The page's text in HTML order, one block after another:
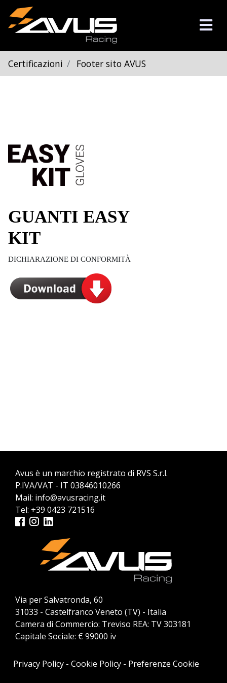
Certificazioni Footer sito AVUS
GUANTI EASY
KIT
DICHIARAZIONE DI CONFORMITÀ
Avus è un marchio registrato di RVS S.r.l.
P.IVA/VAT - IT 03846010266
Mail: info@avusracing.it
Tel: +39 0423 721516
Via per Salvatronda, 60
31033 - Castelfranco Veneto (TV) - Italia
Camera di Commercio: Treviso REA: TV 303181
Capitale Sociale: € 99000 iv
Privacy Policy- Cookie Policy- Preferenze Cookie